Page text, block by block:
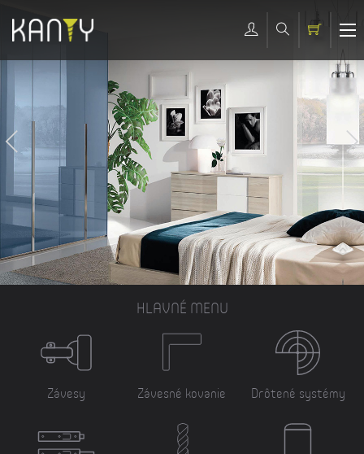
HLAVNÉ MENU
Závesy Závesné kovanie Drôtené systémy